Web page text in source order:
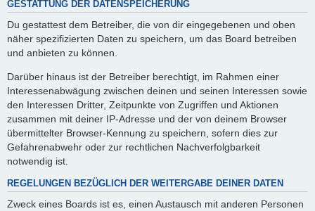
GESTATTUNG DER DATENSPEICHERUNG
Du gestattest dem Betreiber, die von dir eingegebenen und oben
näher spezifizierten Daten zu speichern, um das Board betreiben
und anbieten zu können.
Darüber hinaus ist der Betreiber berechtigt, im Rahmen einer
Interessenabwägung zwischen deinen und seinen Interessen sowie
den Interessen Dritter, Zeitpunkte von Zugriffen und Aktionen
zusammen mit deiner IP-Adresse und der von deinem Browser
übermittelter Browser-Kennung zu speichern, sofern dies zur
Gefahrenabwehr oder zur rechtlichen Nachverfolgbarkeit
notwendig ist.
REGELUNGEN BEZÜGLICH DER WEITERGABE DEINER DATEN
Zweck eines Boards ist es, einen Austausch mit anderen Personen